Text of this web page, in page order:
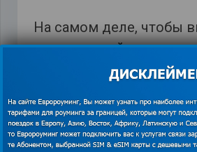
На самом деле, чтобы
иностранный язык
нужно. Если речь идет
достаточно. Главное –
поставили цель